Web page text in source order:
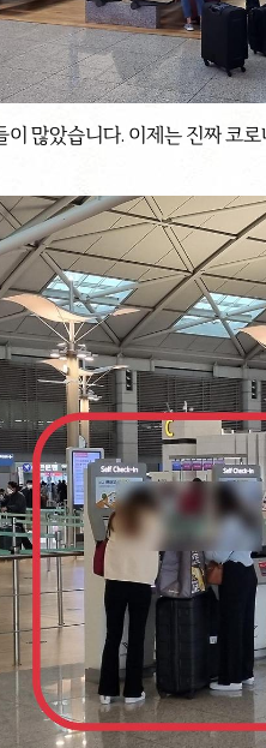
많았습니다. 이제는 진짜 코